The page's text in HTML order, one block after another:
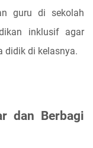
guru di sekolah
inklusif agar
didik di kelasnya.
dan Berbagi